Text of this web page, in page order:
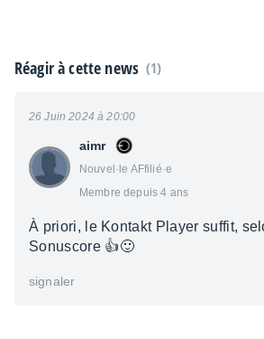
Réagir à cette news (1)
aimr
Nouvel·le AFfilié·e
Membre depuis 4 ans
26 Juin 2024 à 20:00
À priori, le Kontakt Player suffit,
Sonuscore 👍🙂
signaler